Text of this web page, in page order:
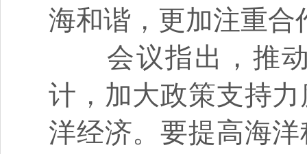
海和谐，更加注重合
会议指出，推动
计，加大政策支持
洋经济。要提高海